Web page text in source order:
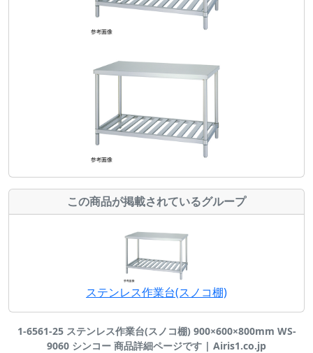
この商品が掲載されているグループ
ステンレス作業台(スノコ棚)
1-6561-25 ステンレス作業台(スノコ棚) 900×600×800mm WS-
9060 シンコー 商品詳細ページです | Airis1.co.jp